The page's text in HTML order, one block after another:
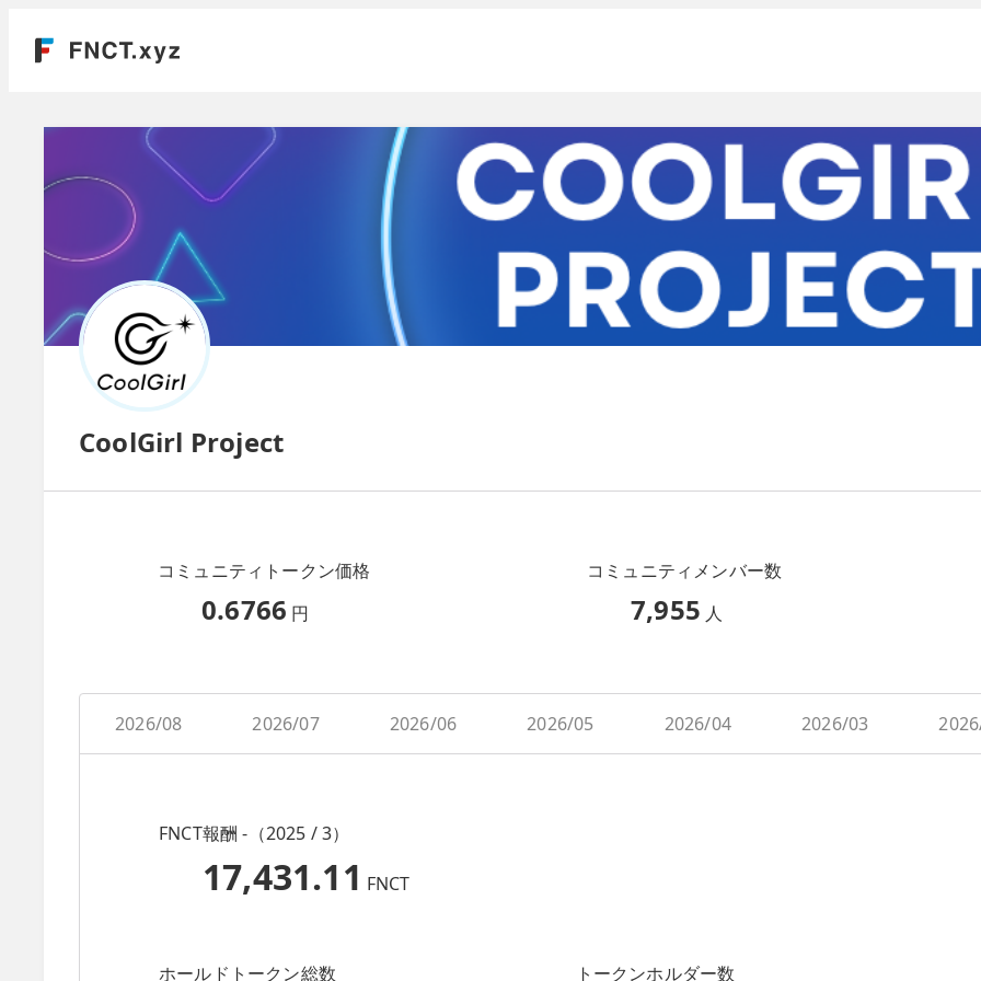
CoolGirl Project
コミュニティトークン価格
0.6766 円
コミュニティメンバー数
7,955 人
2026/08 2026/07 2026/06 2026/05 2026/04 2026/03
FNCT報酬 -（2025 / 3）
17,431.11 FNCT
ホールドトークン総数 トークンホルダー数